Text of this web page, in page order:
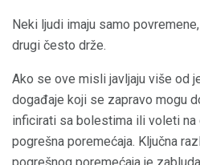
Neki ljudi imaju samo
drugi često drže.
Ako se ove misli javljaju više od
događaje koji se zapravo mogu
inficirati sa bolestima ili voleti na
pogrešna poremećaja. Ključna